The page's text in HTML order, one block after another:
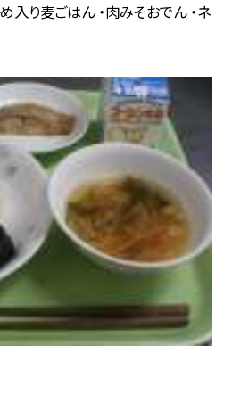
入り麦ごはん ・肉みそおでん ・ネ